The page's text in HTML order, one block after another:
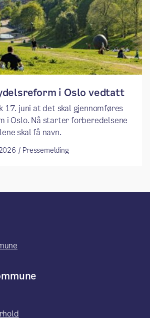
i Oslo vedtatt​
17. juni at det skal gjennomføres
i Oslo. Nå starter forberedelsene
skal få navn.
/ Pressemelding